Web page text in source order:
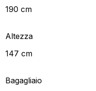
190 cm
Altezza
147 cm
Bagagliaio